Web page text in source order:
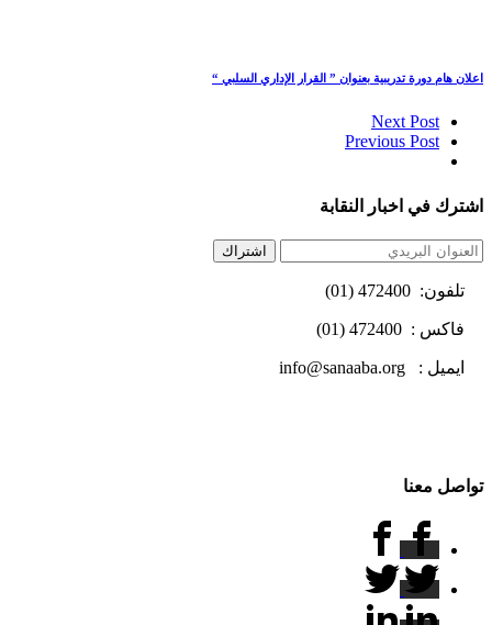
اعلان هام دورة تدريبية بعنوان ” القرار الإداري السلبي “
Next Post
Previous Post
اشترك في اخبار النقابة
اشتراك
تلفون: 472400 (01)
فاكس : 472400 (01)
ايميل : info@sanaaba.org
تواصل معنا